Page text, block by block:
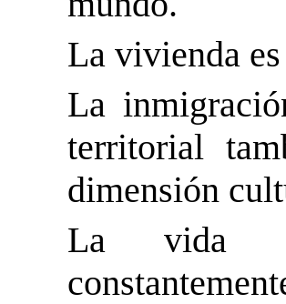
La vivienda
La
territorial
dimensión
La vida